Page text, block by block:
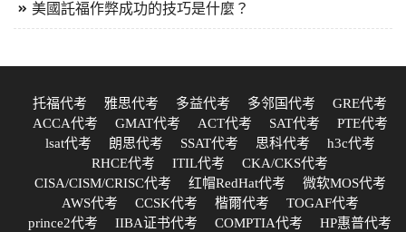
美國託福作弊成功的技巧是什麼？
托福代考 雅思代考 多益代考 多邻国代考
GRE代考
ACCA代考
GMAT代考 ACT代考 SAT代考
PTE代考
lsat代考
朗思代考 SSAT代考 思科代考
h3c代考
RHCE代考
ITIL代考
CKA/CKS代考
CISA/CISM/CRISC代考
红帽RedHat代考
微软MOS代考
AWS代考
CCSK代考 楷爾代考
TOGAF代考
prince2代考
IIBA证书代考 COMPTIA代考
HP惠普代考